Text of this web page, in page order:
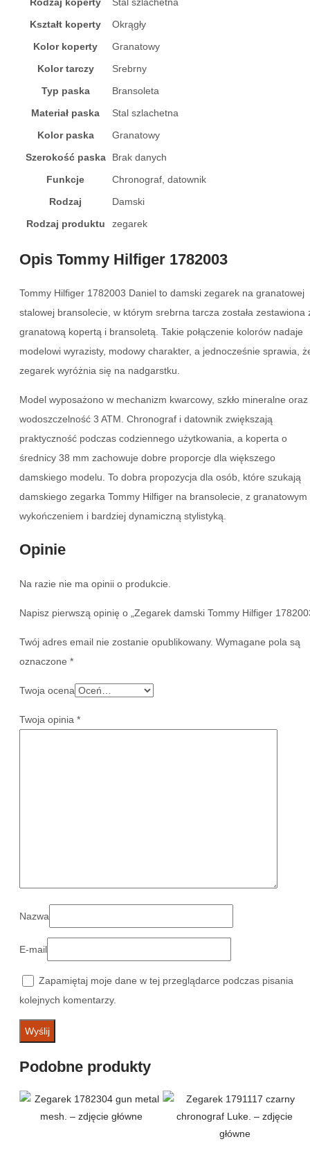
Kształt koperty
Okrągły
Kolor koperty
Granatowy
Kolor tarczy
Srebrny
Typ paska
Bransoleta
Materiał paska
Stal szlachetna
Kolor paska
Granatowy
Szerokość paska
Brak danych
Funkcje
Chronograf, datownik
Rodzaj
Damski
Rodzaj produktu
zegarek
Opis Tommy Hilfiger 1782003
Tommy Hilfiger 1782003 Daniel to damski zegarek na granatowej
stalowej bransolecie, w którym srebrna tarcza została zestawiona
granatową kopertą i bransoletą. Takie połączenie kolorów nadaje
modelowi wyrazisty, modowy charakter, a jednocześnie sprawia,
zegarek wyróżnia się na nadgarstku.
Model wyposażono w mechanizm kwarcowy, szkło mineralne oraz
wodoszczelność 3 ATM. Chronograf i datownik zwiększają
praktyczność podczas codziennego użytkowania, a koperta o
średnicy 38 mm zachowuje dobre proporcje dla większego
damskiego modelu. To dobra propozycja dla osób, które szukają
damskiego zegarka Tommy Hilfiger na bransolecie, z granatowym
wykończeniem i bardziej dynamiczną stylistyką.
Opinie
Na razie nie ma opinii o produkcie.
Napisz pierwszą opinię o „Zegarek damski Tommy Hilfiger
Twój adres email nie zostanie opublikowany. Wymagane pola są
oznaczone *
Twoja ocena
Twoja opinia *
Nazwa
E-mail
Zapamiętaj moje dane w tej przeglądarce podczas pisania
kolejnych komentarzy.
Podobne produkty